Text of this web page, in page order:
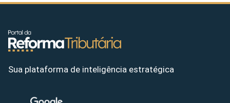
Sua plataforma de inteligência estratégica